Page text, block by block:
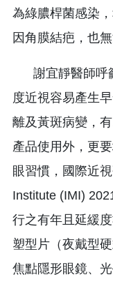
為綠膿桿菌感染
因角膜結疤，也
謝宜靜醫師呼
度近視容易產生
離及黃斑病變，
產品使用外，更
眼習慣，國際近
Institute (IMI)
行之有年且延緩
塑型片（夜戴型
焦點隱形眼鏡、